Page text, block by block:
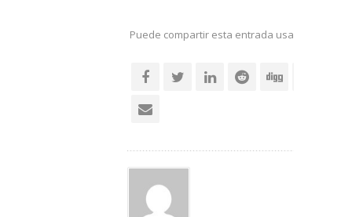
Puede compartir esta entrada usando sus